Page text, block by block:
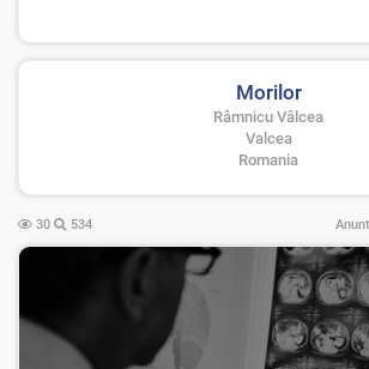
Morilor
Râmnicu Vâlcea
Valcea
Romania
30 534